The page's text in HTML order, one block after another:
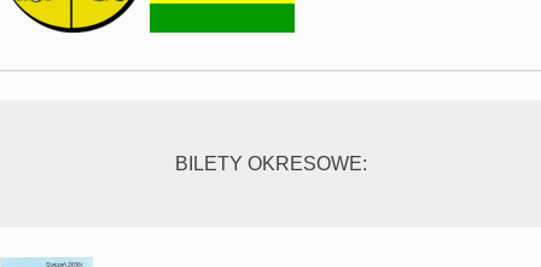
BILETY OKRESOWE: